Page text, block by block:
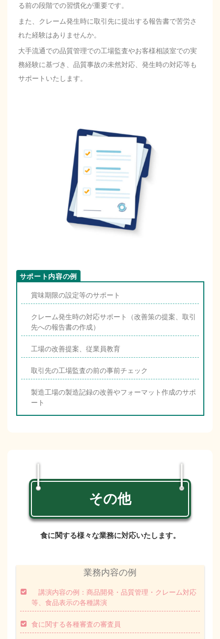
る前の段階での習慣化が重要です。
また、クレーム発生時に取引先に提出する報告書で苦労さ
れた経験はありませんか。
大手流通での品質管理での工場監査やお客様相談室での実
務経験に基づき、品質事故の未然対応、発生時の対応等も
サポートいたします。
賞味期限の設定等のサポート
クレーム発生時の対応サポート（改善策の提案、取引
先への報告書の作成）
工場の改善提案、従業員教育
取引先の工場監査の前の事前チェック
製造工場の製造記録の改善やフォーマット作成のサポ
ート
その他
食に関する様々な業務に対応いたします。
業務内容の例
講演内容の例：商品開発・品質管理・クレーム対応
等、食品表示の各種講演
食に関する各種審査の審査員